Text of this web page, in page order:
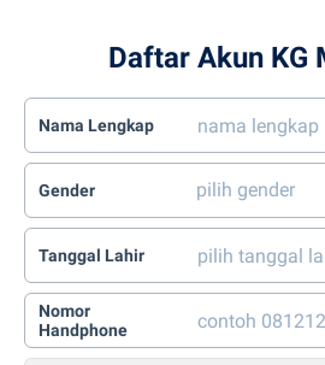
Daftar Akun KG
Nama Lengkap
Gender
Tanggal Lahir
Nomor
Handphone